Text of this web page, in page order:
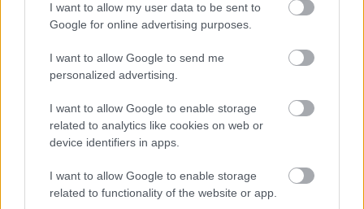
I want to allow my user data to be sent to
Google for online advertising purposes.
I want to allow Google to send me
personalized advertising.
I want to allow Google to enable storage
related to analytics like cookies on web or
device identifiers in apps.
I want to allow Google to enable storage
related to functionality of the website or app.
Hódmezővásárhely iskolaépítés FERROÉP Zrt. oktatási beruházás